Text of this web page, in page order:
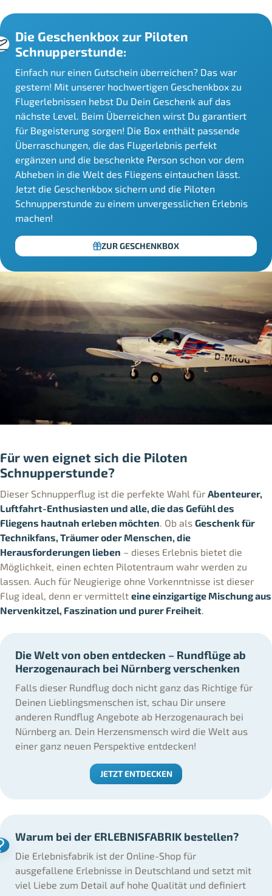
Die Geschenkbox zur Piloten
Schnupperstunde:
Einfach nur einen Gutschein überreichen? Das war
gestern! Mit unserer hochwertigen Geschenkbox zu
Flugerlebnissen hebst Du Dein Geschenk auf das
nächste Level. Beim Überreichen wirst Du garantiert
für Begeisterung sorgen! Die Box enthält passende
Überraschungen, die das Flugerlebnis perfekt
ergänzen und die beschenkte Person schon vor dem
Abheben in die Welt des Fliegens eintauchen lässt.
Jetzt die Geschenkbox sichern und die Piloten
Schnupperstunde zu einem unvergesslichen Erlebnis
machen!
ZUR GESCHENKBOX
Für wen eignet sich die Piloten
Schnupperstunde?
Dieser Schnupperflug ist die perfekte Wahl für Abenteurer,
Luftfahrt-Enthusiasten und alle, die das Gefühl des
Fliegens hautnah erleben möchten . Ob als Geschenk für
Technikfans, Träumer oder Menschen, die
Herausforderungen lieben – dieses Erlebnis bietet die
Möglichkeit, einen echten Pilotentraum wahr werden zu
lassen. Auch für Neugierige ohne Vorkenntnisse ist dieser
Flug ideal, denn er vermittelt eine einzigartige Mischung aus
Nervenkitzel, Faszination und purer Freiheit
Die Welt von oben entdecken – Rundflüge ab
Herzogenaurach bei Nürnberg verschenken
Falls dieser Rundflug doch nicht ganz das Richtige für
Deinen Lieblingsmenschen ist, schau Dir unsere
anderen Rundflug Angebote ab Herzogenaurach bei
Nürnberg an. Dein Herzensmensch wird die Welt aus
einer ganz neuen Perspektive entdecken!
JETZT ENTDECKEN
Warum bei der ERLEBNISFABRIK bestellen?
Die Erlebnisfabrik ist der Online-Shop für
ausgefallene Erlebnisse in Deutschland und setzt mit
viel Liebe zum Detail auf hohe Qualität und definiert